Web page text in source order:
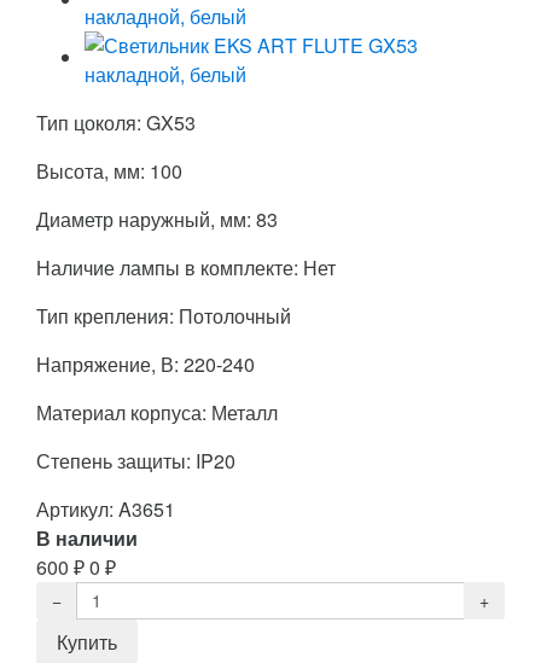
Тип цоколя: GX53
Высота, мм: 100
Диаметр наружный, мм: 83
Наличие лампы в комплекте: Нет
Тип крепления: Потолочный
Напряжение, В: 220-240
Материал корпуса: Металл
Степень защиты: IP20
Артикул: A3651
В наличии
600 ₽0 ₽